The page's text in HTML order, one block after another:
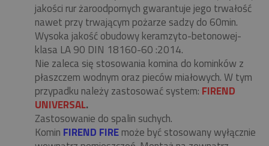
jakości rur żaroodpornych gwarantuje jego trwałość
nawet przy trwającym pożarze sadzy do 60min.
Wysoka jakość obudowy keramzyto-betonowej-
klasa LA 90 DIN 18160-60 :2014.
Nie zaleca się stosowania komina do kominków z
płaszczem wodnym oraz pieców miałowych. W tym
przypadku należy zastosować system: FIREND
UNIVERSAL.
Zastosowanie do spalin suchych.
Komin FIREND FIREmoże być stosowany wyłącznie